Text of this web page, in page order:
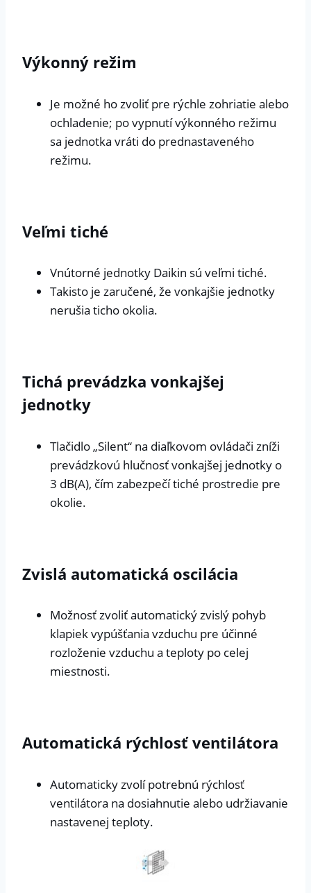
Výkonný režim
Je možné ho zvoliť pre rýchle zohriatie alebo
ochladenie; po vypnutí výkonného režimu
sa jednotka vráti do prednastaveného
režimu.
Veľmi tiché
Vnútorné jednotky Daikin sú veľmi tiché.
Takisto je zaručené, že vonkajšie jednotky
nerušia ticho okolia.
Tichá prevádzka vonkajšej
jednotky
Tlačidlo „Silent“ na diaľkovom ovládači zníži
prevádzkovú hlučnosť vonkajšej jednotky o
3 dB(A), čím zabezpečí tiché prostredie pre
okolie.
Zvislá automatická oscilácia
Možnosť zvoliť automatický zvislý pohyb
klapiek vypúšťania vzduchu pre účinné
rozloženie vzduchu a teploty po celej
miestnosti.
Automatická rýchlosť ventilátora
Automaticky zvolí potrebnú rýchlosť
ventilátora na dosiahnutie alebo udržiavanie
nastavenej teploty.